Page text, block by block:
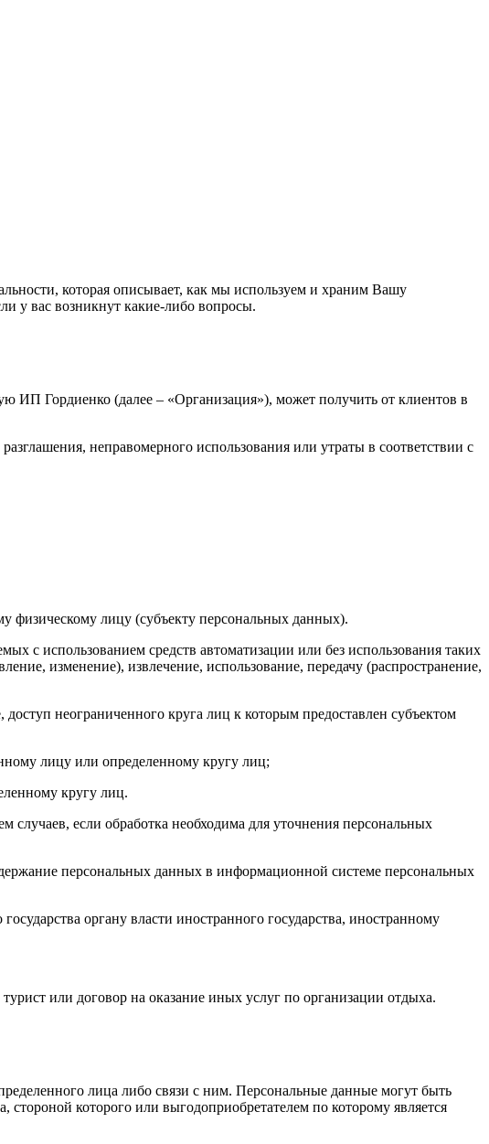
которая описывает, как мы используем и храним Вашу
у вас возникнут какие-либо вопросы.
ИП Гордиенко (далее – «Организация»), может получить от клиентов в
неправомерного использования или утраты в соответствии с
физическому лицу (субъекту персональных данных).
с использованием средств автоматизации или без использования таких
изменение), извлечение, использование, передачу (распространение,
неограниченного круга лиц к которым предоставлен субъектом
лицу или определенному кругу лиц;
кругу лиц.
если обработка необходима для уточнения персональных
персональных данных в информационной системе персональных
органу власти иностранного государства, иностранному
или договор на оказание иных услуг по организации отдыха.
лица либо связи с ним. Персональные данные могут быть
которого или выгодоприобретателем по которому является